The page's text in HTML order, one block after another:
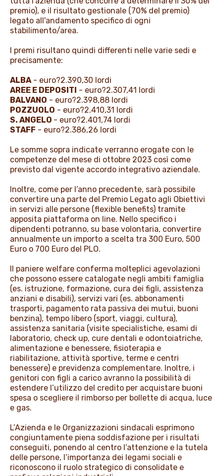
premio), e il risultato gestionale (70% del premio)
legato all'andamento specifico di ogni
stabilimento/area.
I premi risultano quindi differenti nelle varie sedi e
precisamente:
ALBA - euro?2.390,30 lordi
AREE E DEPOSITI - euro?2.307,41 lordi
BALVANO - euro?2.398,88 lordi
POZZUOLO - euro?2.410,31 lordi
S. ANGELO - euro?2.401,74 lordi
STAFF - euro?2.386,26 lordi
Le somme sopra indicate verranno erogate con le
competenze del mese di ottobre 2023 così come
previsto dal vigente accordo integrativo aziendale.
Inoltre, come per l’anno precedente, sarà possibile
convertire una parte del Premio Legato agli Obiettivi
in servizi alle persone (flexible benefits) tramite
apposita piattaforma on line. Nello specifico i
dipendenti potranno, su base volontaria, convertire
annualmente un importo a scelta tra 300 Euro, 500
Euro o 700 Euro del PLO.
Il paniere welfare conferma molteplici agevolazioni
che possono essere catalogate negli ambiti famiglia
(es. istruzione, formazione, cura dei figli, assistenza
anziani e disabili), servizi vari (es. abbonamenti
trasporti, pagamento rata passiva dei mutui, buoni
benzina), tempo libero (sport, viaggi, cultura),
assistenza sanitaria (visite specialistiche, esami di
laboratorio, check up, cure dentali e odontoiatriche,
alimentazione e benessere, fisioterapia e
riabilitazione, attività sportive, terme e centri
benessere) e previdenza complementare. Inoltre, i
genitori con figli a carico avranno la possibilità di
estendere l’utilizzo del credito per acquistare buoni
spesa o scegliere il rimborso per bollette di acqua, luce
e gas.
L’Azienda e le Organizzazioni sindacali esprimono
congiuntamente piena soddisfazione per i risultati
conseguiti, ponendo al centro l’attenzione e la tutela
delle persone, l’importanza dei legami sociali e
riconoscono il ruolo strategico di consolidate e